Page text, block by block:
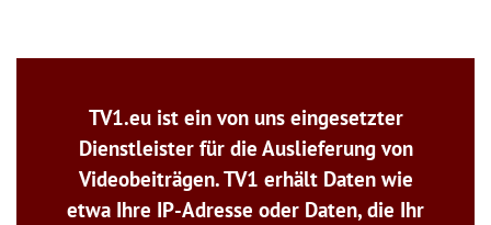
TV1.eu ist ein von uns eingesetzter
Dienstleister für die Auslieferung von
Videobeiträgen. TV1 erhält Daten wie
etwa Ihre IP-Adresse oder Daten, die Ihr